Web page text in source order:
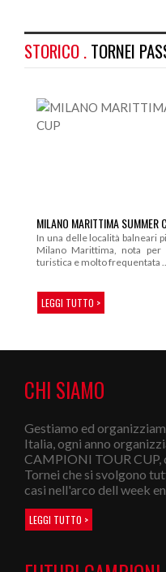
STORICO .TORNEI
MILANO MARITTIMA SUMMER
In una delle località balneari
Milano Marittima, nota per
turistica e molto frequentata
LEGGI TUTTO >
CHI SIAMO
Gestiamo ed
Italia, ogni anno
CAMPIONI TOUR CUP,
Tornei che si svolgono
casi nell'arco dell week
LEGGI TUTTO >